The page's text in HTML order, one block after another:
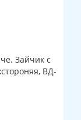
Зайчик с
ВД-